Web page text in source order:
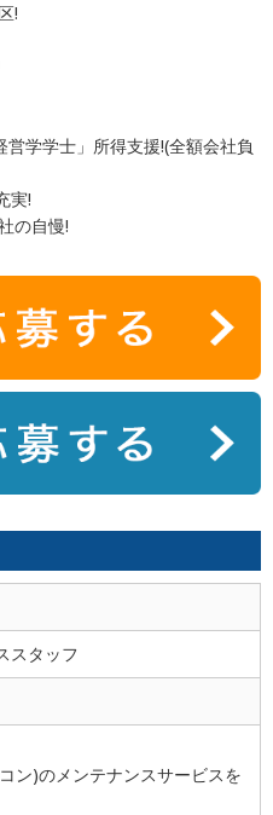
!
学学士」所得支援!(全額会社負
実!
の自慢!
スタッフ
ン)のメンテナンスサービスを